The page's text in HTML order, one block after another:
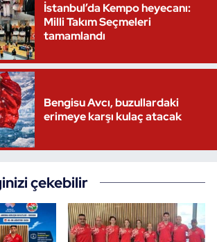
İstanbul’da Kempo heyecanı:
Milli Takım Seçmeleri
tamamlandı
Bengisu Avcı, buzullardaki
erimeye karşı kulaç atacak
çekebilir